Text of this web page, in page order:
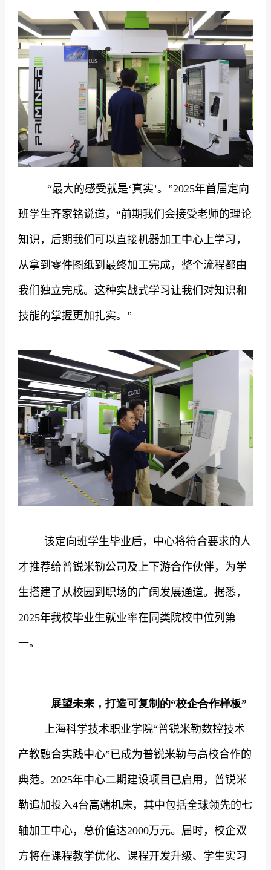
“最大的感受就是‘真实’。”2025年首届定向
班学生齐家铭说道，“前期我们会接受老师的理论
知识，后期我们可以直接机器加工中心上学习，
从拿到零件图纸到最终加工完成，整个流程都由
我们独立完成。这种实战式学习让我们对知识和
技能的掌握更加扎实。”
该定向班学生毕业后，中心将符合要求的人
才推荐给普锐米勒公司及上下游合作伙伴，为学
生搭建了从校园到职场的广阔发展通道。据悉，
2025年我校毕业生就业率在同类院校中位列第
一。
展望未来，打造可复制的“校企合作样板”
上海科学技术职业学院“普锐米勒数控技术
产教融合实践中心”已成为普锐米勒与高校合作的
典范。 2025年中心二期建设项目已启用，普锐米
勒追加投入4台高端机床，其中包括全球领先的七
轴加工中心，总价值达2000万元。届时，校企双
方将在课程教学优化、课程开发升级、学生实习